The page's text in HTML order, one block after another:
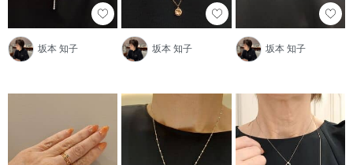
坂本 知子 坂本 知子 坂本 知子